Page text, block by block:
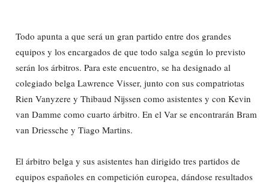
Todo apunta a que será un gran partido entre dos grandes
equipos y los encargados de que todo salga según lo previsto
serán los árbitros. Para este encuentro, se ha designado al
colegiado belga Lawrence Visser, junto con sus compatriotas
Rien Vanyzere y Thibaud Nijssen como asistentes y con Kevin
van Damme como cuarto árbitro. En el Var se encontrarán Bram
van Driessche y Tiago Martins.
El árbitro belga y sus asistentes han dirigido tres partidos de
equipos españoles en competición europea, dándose resultados